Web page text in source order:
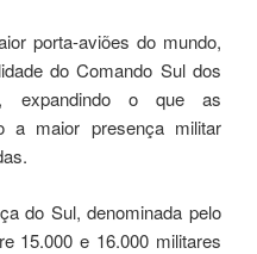
porta-aviões do mundo,
do Comando Sul dos
expandindo o que as
a maior presença militar
do Sul, denominada pelo
15.000 e 16.000 militares